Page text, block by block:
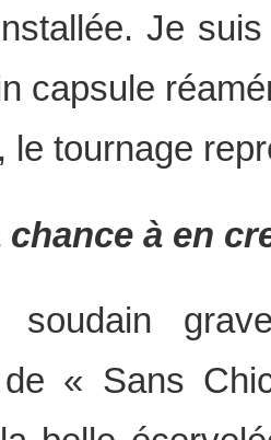
Je
capsule
le tournage
chance à en
soudain
de « Sans